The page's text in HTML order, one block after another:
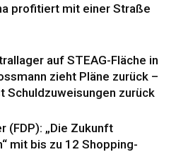
profitiert mit einer Straße
auf STEAG-Fläche in
zieht Pläne zurück –
Schuldzuweisungen zurück
(FDP): „Die Zukunft
mit bis zu 12 Shopping-